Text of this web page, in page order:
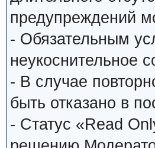
предупреждений
- Обязательным
неукоснительное
- В случае
быть отказано в
- Статус «Read